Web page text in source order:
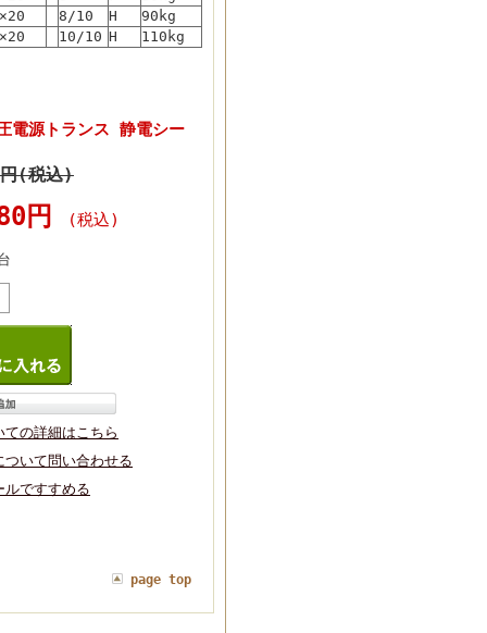
8/10 H
90kg
10/10 H 110kg
電源トランス 静電シー
(税込)
円 (税込)
ての詳細はこちら
ついて問い合わせる
ルですすめる
page top